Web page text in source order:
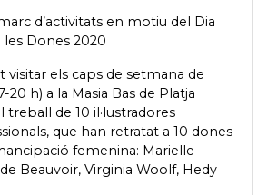
d’activitats en motiu del Dia
les Dones 2020
visitar els caps de setmana de
20 h) a la Masia Bas de Platja
treball de 10 il·lustradores
que han retratat a 10 dones
femenina: Marielle
Beauvoir, Virginia Woolf, Hedy